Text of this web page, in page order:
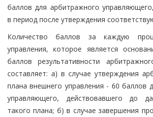
баллов для арбитражного
в период после утверждения
Количество баллов за каждую
управления, которое является
баллов результативности
составляет: а) в случае утверждения
плана внешнего управления - 60 баллов
управляющего, действовавшего до
такого плана; б) в случае завершения